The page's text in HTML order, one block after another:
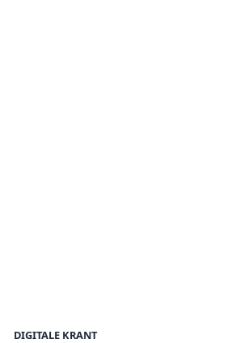
DIGITALE KRANT